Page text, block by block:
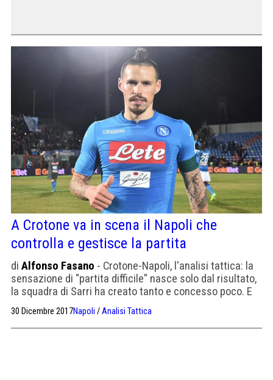
A Crotone va in scena il Napoli che
controlla e gestisce la partita
di Alfonso Fasano - Crotone-Napoli, l'analisi tattica: la
sensazione di "partita difficile" nasce solo dal risultato,
la squadra di Sarri ha creato tanto e concesso poco. E
ha ritrovato il miglior Hamsik.
30 Dicembre 2017Napoli /Analisi Tattica